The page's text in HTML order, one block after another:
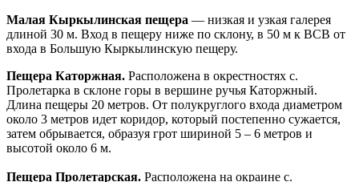
Малая Кыркылинская пещера — низкая и узкая галерея
длиной 30 м. Вход в пещеру ниже по склону, в 50 м к ВСВ от
входа в Большую Кыркылинскую пещеру.
Пещера Каторжная. Расположена в окрестностях с.
Пролетарка в склоне горы в вершине ручья Каторжный.
Длина пещеры 20 метров. От полукруглого входа диаметром
около 3 метров идет коридор, который постепенно сужается,
затем обрывается, образуя грот шириной 5 – 6 метров и
высотой около 6 м.
Пещера Пролетарская. Расположена на окраине с.